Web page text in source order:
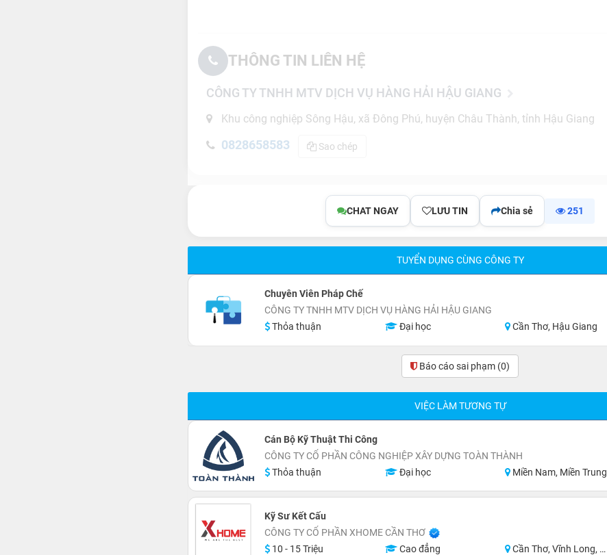
THÔNG TIN LIÊN HỆ
CÔNG TY TNHH MTV DỊCH VỤ HÀNG HẢI HẬU GIANG
Khu công nghiệp Sông Hậu, xã Đông Phú, huyện Châu Thành, tỉnh Hậu Giang
0828658583 Sao chép
CHAT NGAY LƯU TIN Chia sẻ 251
TUYỂN DỤNG CÙNG CÔNG TY
Chuyên Viên Pháp Chế
CÔNG TY TNHH MTV DỊCH VỤ HÀNG HẢI HẬU GIANG
Thỏa thuận
Đại học Cần Thơ, Hậu Giang
Báo cáo sai phạm (0)
VIỆC LÀM TƯƠNG TỰ
Cán Bộ Kỹ Thuật Thi Công
CÔNG TY CỔ PHẦN CÔNG NGHIỆP XÂY DỰNG TOÀN THÀNH
Thỏa thuận
Đại học Miền Nam, Miền Trung
Kỹ Sư Kết Cấu
CÔNG TY CỔ PHẦN XHOME CẦN THƠ
10 - 15 Triệu
Cao đẳng Cần Thơ, Vĩnh Long, Hậu Giang, Sóc Trăng